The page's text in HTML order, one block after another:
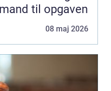
til opgaven
08 maj 2026